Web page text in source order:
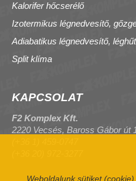
Weboldalunk sütiket
Kalorifer hőcserélő
Izotermikus légnedvesítő,
Adiabatikus légnedvesítő,
Split klíma
KAPCSOLAT
F2 Komplex Kft.
2220 Vecsés, Baross Gábor út